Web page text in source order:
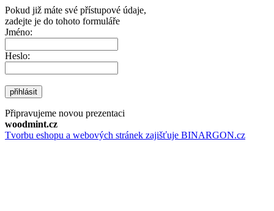
Pokud již máte své přístupové údaje,
zadejte je do tohoto formuláře
Jméno:
Heslo:
přihlásit
Připravujeme novou prezentaci
woodmint.cz
Tvorbu eshopu a webových stránek zajišťuje BINARGON.cz